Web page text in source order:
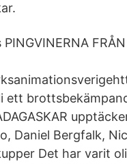
FRÅN
ett
Daniel Bergfalk,
Det har varit